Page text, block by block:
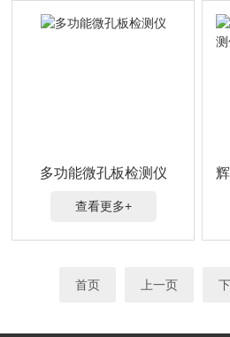
多功能微孔板检测仪
查看更多+
首页 上一页